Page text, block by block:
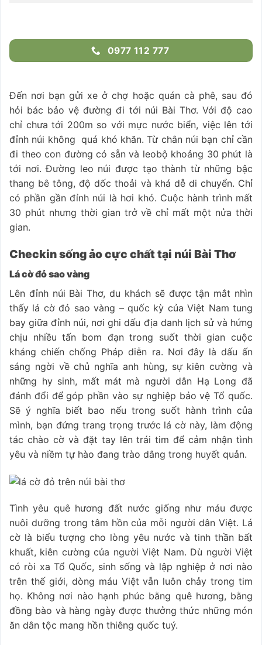
0977 112 777
Đến nơi bạn gửi xe ở chợ hoặc quán cà phê, sau đó
hỏi bác bảo vệ đường đi tới núi Bài Thơ. Với độ cao
chỉ chưa tới 200m so với mực nước biển, việc lên tới
đỉnh núi không quá khó khăn. Từ chân núi bạn chỉ cần
đi theo con đường có sẵn và leobộ khoảng 30 phút là
tới nơi. Đường leo núi được tạo thành từ những bậc
thang bê tông, độ dốc thoải và khá dễ di chuyển. Chỉ
có phần gần đỉnh núi là hơi khó. Cuộc hành trình mất
30 phút nhưng thời gian trở về chỉ mất một nửa thời
gian.
Checkin sống ảo cực chất tại núi Bài Thơ
Lá cờ đỏ sao vàng
Lên đỉnh núi Bài Thơ, du khách sẽ được tận mắt nhìn
thấy lá cờ đỏ sao vàng – quốc kỳ của Việt Nam tung
bay giữa đỉnh núi, nơi ghi dấu địa danh lịch sử và hứng
chịu nhiều tấn bom đạn trong suốt thời gian cuộc
kháng chiến chống Pháp diễn ra. Nơi đây là dấu ấn
sáng ngời về chủ nghĩa anh hùng, sự kiên cường và
những hy sinh, mất mát mà người dân Hạ Long đã
đánh đổi để góp phần vào sự nghiệp bảo vệ Tổ quốc.
Sẽ ý nghĩa biết bao nếu trong suốt hành trình của
mình, bạn đứng trang trọng trước lá cờ này, làm động
tác chào cờ và đặt tay lên trái tim để cảm nhận tình
yêu và niềm tự hào đang trào dâng trong huyết quản.
Tình yêu quê hương đất nước giống như máu được
nuôi dưỡng trong tâm hồn của mỗi người dân Việt. Lá
cờ là biểu tượng cho lòng yêu nước và tinh thần bất
khuất, kiên cường của người Việt Nam. Dù người Việt
có ròi xa Tổ Quốc, sinh sống và lập nghiệp ở nơi nào
trên thế giới, dòng máu Việt vẫn luôn chảy trong tim
họ. Không nơi nào hạnh phúc bằng quê hương, bằng
đồng bào và hàng ngày được thưởng thức những món
ăn dân tộc mang hồn thiêng quốc tuý.